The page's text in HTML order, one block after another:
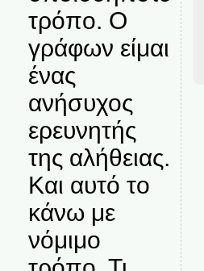
τρόπο. Ο
γράφων είμαι
ένας
ανήσυχος
ερευνητής
της αλήθειας.
Και αυτό το
κάνω με
νόμιμο